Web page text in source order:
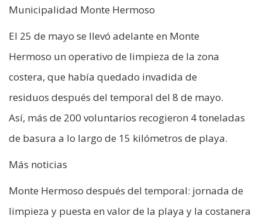
Municipalidad Monte Hermoso
El 25 de mayo se llevó adelante en Monte
Hermoso un operativo de limpieza de la zona
costera, que había quedado invadida de
residuos después del temporal del 8 de mayo.
Así, más de 200 voluntarios recogieron 4 toneladas
de basura a lo largo de 15 kilómetros de playa.
Más noticias
Monte Hermoso después del temporal: jornada de
limpieza y puesta en valor de la playa y la costanera